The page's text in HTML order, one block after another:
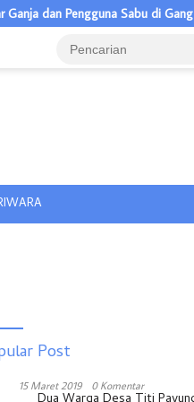
dan Pengguna Sabu di Gang Cirit
Post
15 Maret 2019 0 Komentar